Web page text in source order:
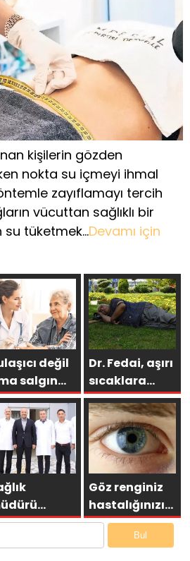
kişilerin gözden
nokta su içmeyi ihmal
zayıflamayı tercih
vücuttan sağlıklı bir
su tüketmek…Devamı için
değil
salgın
yayılıyor!
Dr. Fedai, aşırı
sıcaklara
karşı kalp
hastalarını
uyardı
vatandaşlarımız
Göz renginiz
hastalığınızı
belirliyor
Bul